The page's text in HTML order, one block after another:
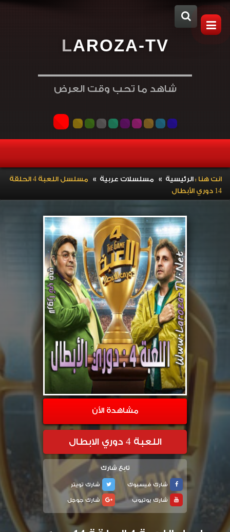
LAROZA-TV
شاهد ما تحب وقت العرض
انت هنا :الرئيسية » مسلسلات عربية »
مسلسل اللعبة 4 الحلقة
14 دوري الأبطال
مشاهدة الأن
اللعبة 4 دوري الابطال
تابع شارك
شارك فيسبوك
شارك تويتر
شارك يوتيوب
شارك جوجل